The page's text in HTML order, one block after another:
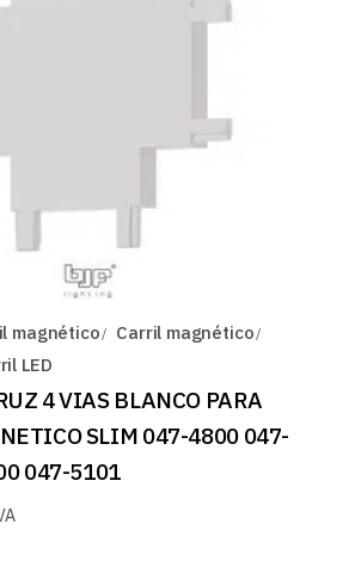
magnético
Carril magnético
LED
4 VIAS BLANCO PARA
SLIM 047-4800 047-
047-5101